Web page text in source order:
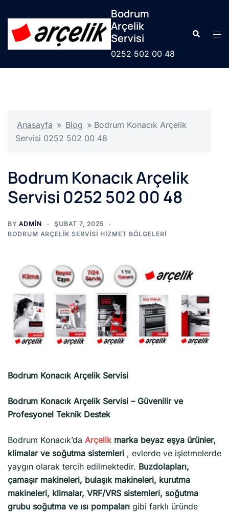
atla
Bodrum
Arçelik
Servisi
0252 502 00 48
Search
Anasayfa » Blog » Bodrum Konacık Arçelik
Servisi 0252 502 00 48
Bodrum Konacık Arçelik
Servisi 0252 502 00 48
BY ADMIN
ŞUBAT 7, 2025
BODRUM ARÇELIK SERVISI HIZMET BÖLGELERI
Bodrum Konacık Arçelik Servisi
Bodrum Konacık Arçelik Servisi – Güvenilir ve
Profesyonel Teknik Destek
Bodrum Konacık’da Arçelik marka beyaz eşya ürünler,
klimalar ve soğutma sistemleri , evlerde ve işletmelerde
yaygın olarak tercih edilmektedir. Buzdolapları,
çamaşır makineleri, bulaşık makineleri, kurutma
makineleri, klimalar, VRF/VRS sistemleri, soğutma
grubu soğutma ve ısı pompaları gibi farklı üründe